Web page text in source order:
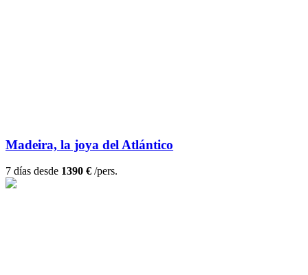
Madeira, la joya del Atlántico
7 días desde 1390 € /pers.